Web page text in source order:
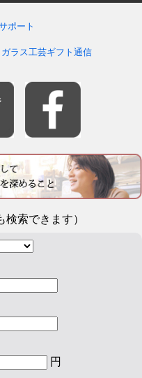
ポート
ガラス工芸ギフト通信
索できます）
円